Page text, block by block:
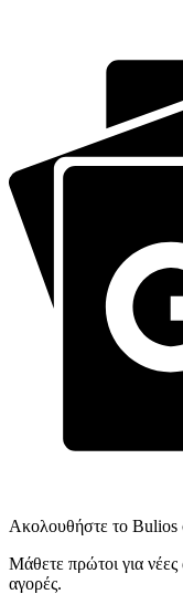
Ακολουθήστε το
Μάθετε πρώτοι για νέες
αγορές.